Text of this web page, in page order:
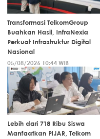
Transformasi TelkomGroup
Buahkan Hasil, InfraNexia
Perkuat Infrastruktur Digital
Nasional
05/08/2026 10:44 WIB
Lebih dari 718 Ribu Siswa
Manfaatkan PIJAR, Telkom